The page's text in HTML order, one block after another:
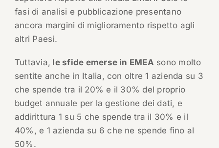
fasi di analisi e pubblicazione presentano
ancora margini di miglioramento rispetto agli
altri Paesi.
Tuttavia, le sfide emerse in EMEA sono molto
sentite anche in Italia, con oltre 1 azienda su 3
che spende tra il 20% e il 30% del proprio
budget annuale per la gestione dei dati, e
addirittura 1 su 5 che spende tra il 30% e il
40%, e 1 azienda su 6 che ne spende fino al
50%.